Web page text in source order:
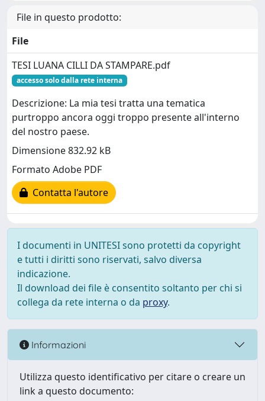
File in questo prodotto:
File
TESI LUANA CILLI DA STAMPARE.pdf
accesso solo dalla rete interna
Descrizione: La mia tesi tratta una tematica
purtroppo ancora oggi troppo presente all'interno
del nostro paese.
Dimensione 832.92 kB
Formato Adobe PDF
Contatta l'autore
I documenti in UNITESI sono protetti da copyright
e tutti i diritti sono riservati, salvo diversa
indicazione.
Il download dei file è consentito soltanto per chi si
collega da rete interna o da proxy.
Informazioni
Utilizza questo identificativo per citare o creare un
link a questo documento: